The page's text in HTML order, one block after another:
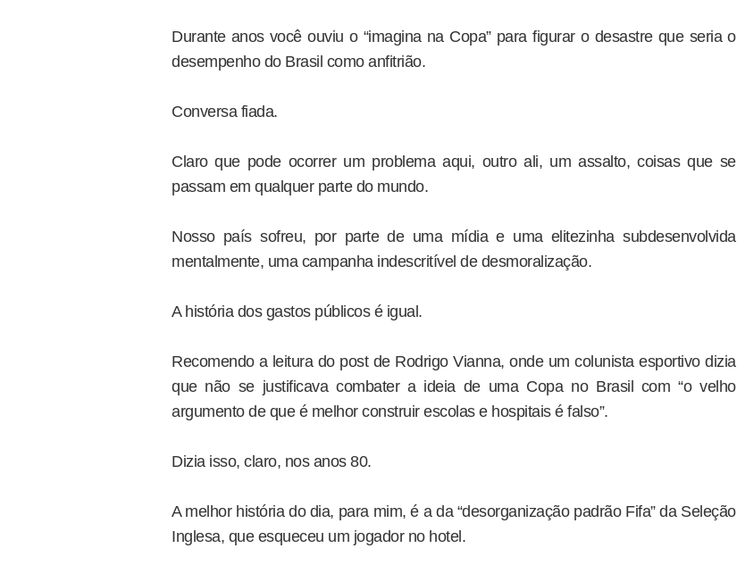
Durante anos você ouviu o “imagina na Copa” para figurar o desastre que seria o
desempenho do Brasil como anfitrião.
Conversa fiada.
Claro que pode ocorrer um problema aqui, outro ali, um assalto, coisas que se
passam em qualquer parte do mundo.
Nosso país sofreu, por parte de uma mídia e uma elitezinha subdesenvolvida
mentalmente, uma campanha indescritível de desmoralização.
A história dos gastos públicos é igual.
Recomendo a leitura do post de Rodrigo Vianna, onde um colunista esportivo dizia
que não se justificava combater a ideia de uma Copa no Brasil com “o velho
argumento de que é melhor construir escolas e hospitais é falso”.
Dizia isso, claro, nos anos 80.
A melhor história do dia, para mim, é a da “desorganização padrão Fifa” da Seleção
Inglesa, que esqueceu um jogador no hotel.